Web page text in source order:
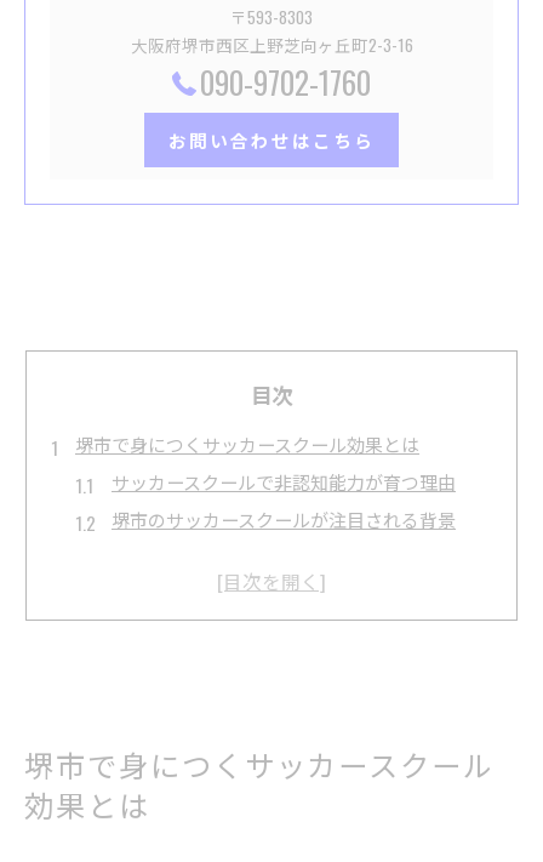
〒593-8303
大阪府堺市西区上野芝向ヶ丘町2-3-16
090-9702-1760
お問い合わせはこちら
目次
堺市で身につくサッカースクール効果とは
サッカースクールで非認知能力が育つ理由
堺市のサッカースクールが注目される背景
サッカースクールで身につく判断力と自主性
成長段階に合ったサッカースクールの見極め方
費用と指導内容のバランスを考える基準
サッカースクールで重視すべき指導方針とは
堺市で身につくサッカースクール
効果とは